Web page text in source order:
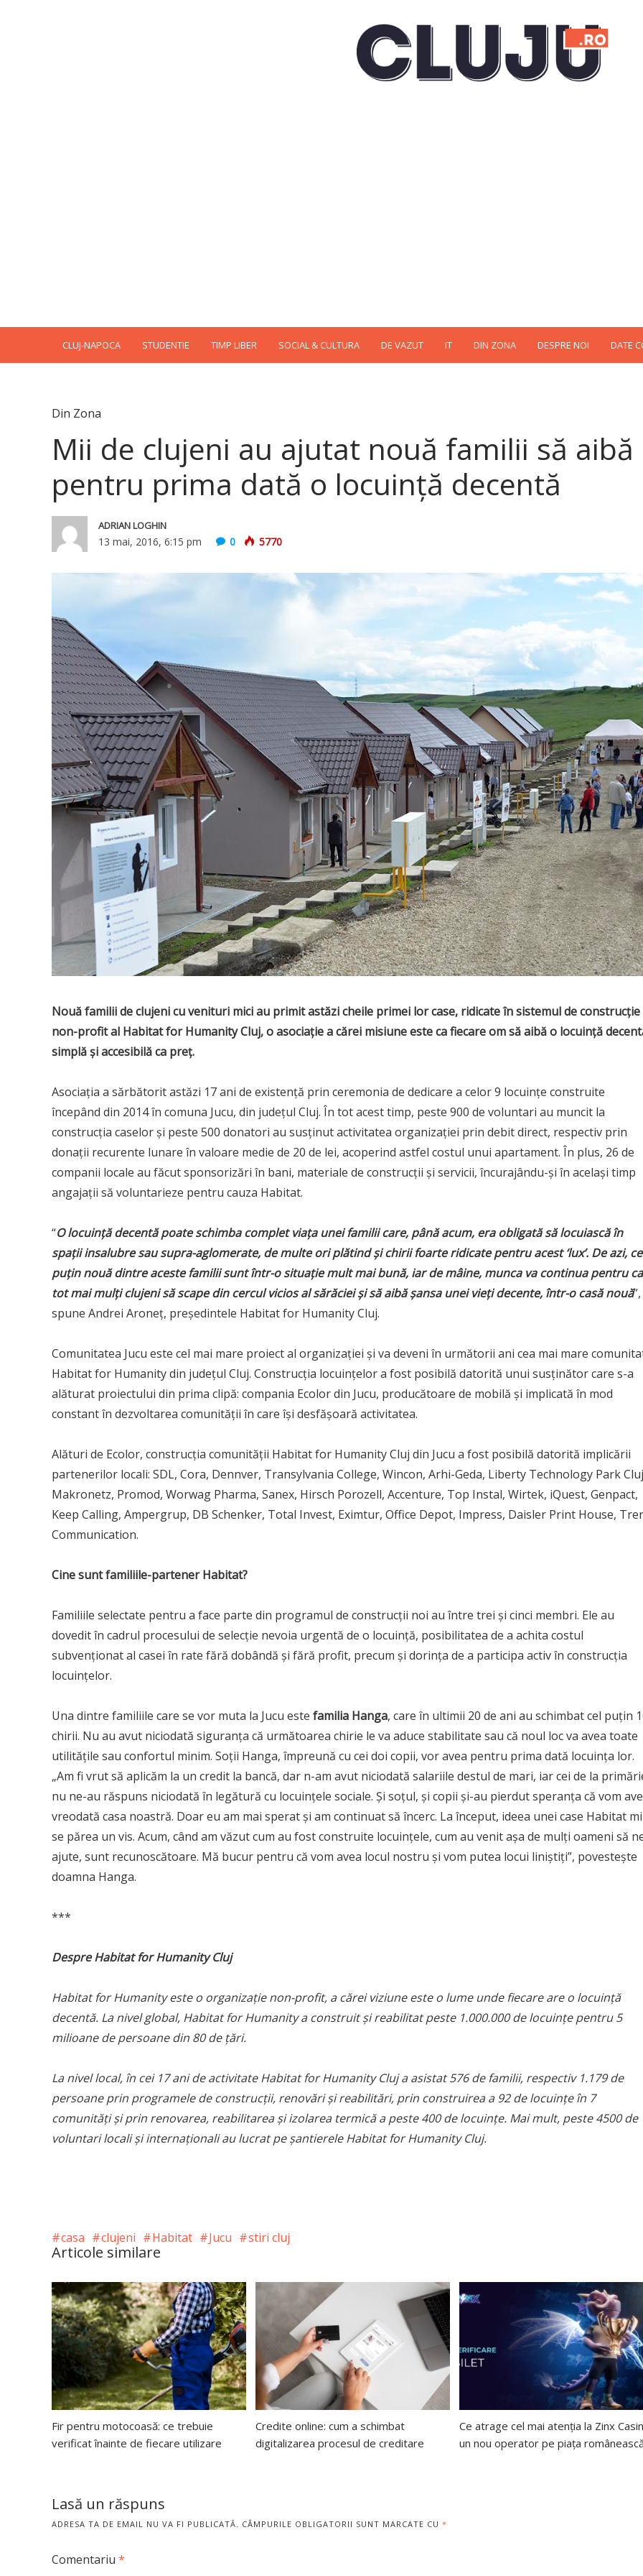
CLUJ-NAPOCA STUDENTIE TIMP LIBER SOCIAL & CULTURA DE VAZUT IT DIN ZONA DESPRE NOI DATE
Din Zona
Mii de clujeni au ajutat nouă familii să aibă
pentru prima dată o locuință decentă
ADRIAN LOGHIN
13 mai, 2016, 6:15 pm 0 5770
Nouă familii de clujeni cu venituri mici au primit astăzi cheile primei lor case, ridicate în sistemul de construcție
non-profit al Habitat for Humanity Cluj, o asociație a cărei misiune este ca fiecare om să aibă o locuință
simplă și accesibilă ca preț.
Asociația a sărbătorit astăzi 17 ani de existență prin ceremonia de dedicare a celor 9 locuințe construite
începând din 2014 în comuna Jucu, din județul Cluj. În tot acest timp, peste 900 de voluntari au muncit la
construcția caselor și peste 500 donatori au susținut activitatea organizației prin debit direct, respectiv prin
donații recurente lunare în valoare medie de 20 de lei, acoperind astfel costul unui apartament. În plus, 26 de
companii locale au făcut sponsorizări în bani, materiale de construcții și servicii, încurajându-și în același timp
angajații să voluntarieze pentru cauza Habitat.
“O locuință decentă poate schimba complet viața unei familii care, până acum, era obligată să locuiască în
spații insalubre sau supra-aglomerate, de multe ori plătind și chirii foarte ridicate pentru acest ‘lux’. De azi,
puțin nouă dintre aceste familii sunt într-o situație mult mai bună, iar de mâine, munca va continua pentru ca
tot mai mulți clujeni să scape din cercul vicios al sărăciei și să aibă șansa unei vieți decente, într-o casă nouă”,
spune Andrei Aroneț, președintele Habitat for Humanity Cluj.
Comunitatea Jucu este cel mai mare proiect al organizației și va deveni în următorii ani cea mai mare
Habitat for Humanity din județul Cluj. Construcția locuințelor a fost posibilă datorită unui susținător care s-a
alăturat proiectului din prima clipă: compania Ecolor din Jucu, producătoare de mobilă și implicată în mod
constant în dezvoltarea comunității în care își desfășoară activitatea.
Alături de Ecolor, construcția comunității Habitat for Humanity Cluj din Jucu a fost posibilă datorită implicării
partenerilor locali: SDL, Cora, Dennver, Transylvania College, Wincon, Arhi-Geda, Liberty Technology Park
Makronetz, Promod, Worwag Pharma, Sanex, Hirsch Porozell, Accenture, Top Instal, Wirtek, iQuest, Genpact,
Keep Calling, Ampergrup, DB Schenker, Total Invest, Eximtur, Office Depot, Impress, Daisler Print House,
Communication.
Cine sunt familiile-partener Habitat?
Familiile selectate pentru a face parte din programul de construcții noi au între trei și cinci membri. Ele au
dovedit în cadrul procesului de selecție nevoia urgentă de o locuință, posibilitatea de a achita costul
subvenționat al casei în rate fără dobândă și fără profit, precum și dorința de a participa activ în construcția
locuințelor.
Una dintre familiile care se vor muta la Jucu este familia Hanga, care în ultimii 20 de ani au schimbat cel puțin
chirii. Nu au avut niciodată siguranța că următoarea chirie le va aduce stabilitate sau că noul loc va avea toate
utilitățile sau confortul minim. Soții Hanga, împreună cu cei doi copii, vor avea pentru prima dată locuința lor.
„Am fi vrut să aplicăm la un credit la bancă, dar n-am avut niciodată salariile destul de mari, iar cei de la
nu ne-au răspuns niciodată în legătură cu locuințele sociale. Și soțul, și copii și-au pierdut speranța că vom
vreodată casa noastră. Doar eu am mai sperat și am continuat să încerc. La început, ideea unei case Habitat mi
se părea un vis. Acum, când am văzut cum au fost construite locuințele, cum au venit așa de mulți oameni să
ajute, sunt recunoscătoare. Mă bucur pentru că vom avea locul nostru și vom putea locui liniștiți”, povestește
doamna Hanga.
***
Despre Habitat for Humanity Cluj
Habitat for Humanity este o organizaţie non-profit, a cărei viziune este o lume unde fiecare are o locuință
decentă. La nivel global, Habitat for Humanity a construit şi reabilitat peste 1.000.000 de locuinţe pentru 5
milioane de persoane din 80 de ţări.
La nivel local, în cei 17 ani de activitate Habitat for Humanity Cluj a asistat 576 de familii, respectiv 1.179 de
persoane prin programele de construcții, renovări și reabilitări, prin construirea a 92 de locuințe în 7
comunități și prin renovarea, reabilitarea și izolarea termică a peste 400 de locuințe. Mai mult, peste 4500 de
voluntari locali și internaționali au lucrat pe șantierele Habitat for Humanity Cluj.
casa clujeni Habitat Jucu stiri cluj
Articole similare
Fir pentru motocoasă: ce trebuie
verificat înainte de fiecare utilizare
Credite online: cum a schimbat
digitalizarea procesul de creditare
Ce atrage cel mai atenția la Zinx
un nou operator pe piața
Lasă un răspuns
ADRESA TA DE EMAIL NU VA FI PUBLICATĂ. CÂMPURILE OBLIGATORII SUNT MARCATE CU *
Comentariu *